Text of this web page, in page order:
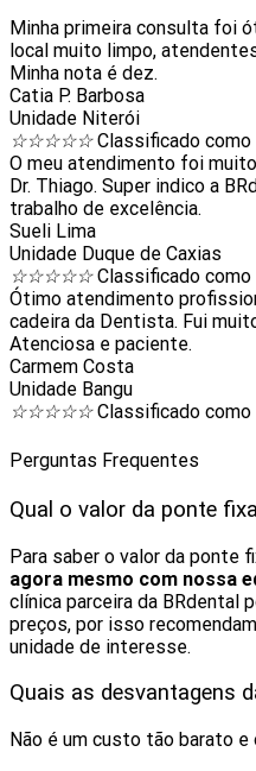
Minha primeira consulta foi
local muito limpo,
Minha nota é dez.
Catia P. Barbosa
Unidade Niterói
☆☆☆☆☆ Classificado como
O meu atendimento foi
Dr. Thiago. Super indico a
trabalho de excelência.
Sueli Lima
Unidade Duque de Caxias
☆☆☆☆☆ Classificado como
Ótimo atendimento
cadeira da Dentista. Fui
Atenciosa e paciente.
Carmem Costa
Unidade Bangu
☆☆☆☆☆ Classificado como
Perguntas Frequentes
Qual o valor da ponte
Para saber o valor da ponte
agora mesmo com nossa
clínica parceira da BRdental
preços, por isso
unidade de interesse.
Quais as desvantagens
Não é um custo tão barato